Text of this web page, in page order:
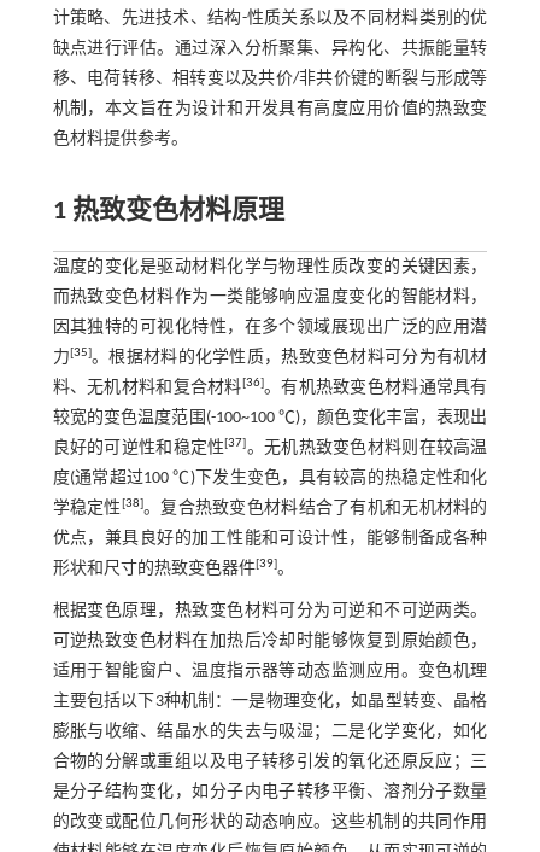
计策略、先进技术、结构-性质关系以及不同材料类别的优
缺点进行评估。通过深入分析聚集、异构化、共振能量转
移、电荷转移、相转变以及共价/非共价键的断裂与形成等
机制，本文旨在为设计和开发具有高度应用价值的热致变
色材料提供参考。
1 热致变色材料原理
温度的变化是驱动材料化学与物理性质改变的关键因素，
而热致变色材料作为一类能够响应温度变化的智能材料，
因其独特的可视化特性，在多个领域展现出广泛的应用潜
力[35]。根据材料的化学性质，热致变色材料可分为有机材
料、无机材料和复合材料[36]。有机热致变色材料通常具有
较宽的变色温度范围(-100~100 ℃)，颜色变化丰富，表现出
良好的可逆性和稳定性[37]。无机热致变色材料则在较高温
度(通常超过100 ℃)下发生变色，具有较高的热稳定性和化
学稳定性[38]。复合热致变色材料结合了有机和无机材料的
优点，兼具良好的加工性能和可设计性，能够制备成各种
形状和尺寸的热致变色器件[39]。
根据变色原理，热致变色材料可分为可逆和不可逆两类。
可逆热致变色材料在加热后冷却时能够恢复到原始颜色，
适用于智能窗户、温度指示器等动态监测应用。变色机理
主要包括以下3种机制：一是物理变化，如晶型转变、晶格
膨胀与收缩、结晶水的失去与吸湿；二是化学变化，如化
合物的分解或重组以及电子转移引发的氧化还原反应；三
是分子结构变化，如分子内电子转移平衡、溶剂分子数量
的改变或配位几何形状的动态响应。这些机制的共同作用